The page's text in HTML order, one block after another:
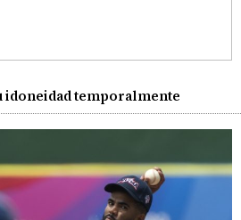
temporalmente